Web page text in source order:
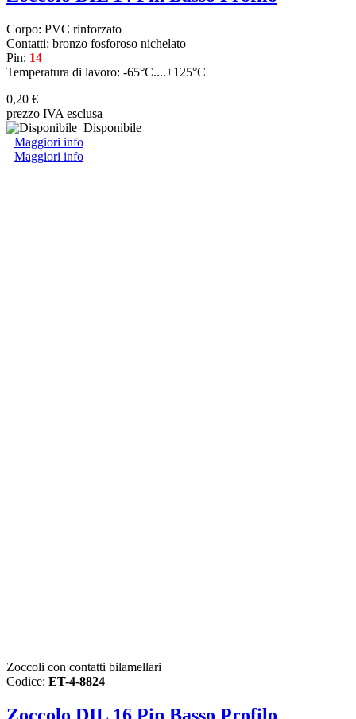
Corpo: PVC rinforzato
Contatti: bronzo fosforoso nichelato
Pin: 14
Temperatura di lavoro: -65°C....+125°C
0,20 €
prezzo IVA esclusa
Disponibile
Maggiori info
Maggiori info
Zoccoli con contatti bilamellari
Codice: ET-4-8824